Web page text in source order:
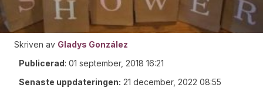
Skriven av Gladys González
Publicerad: 01 september, 2018 16:21
Senaste uppdateringen: 21 december, 2022 08:55